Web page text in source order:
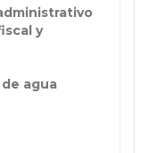
y
agua